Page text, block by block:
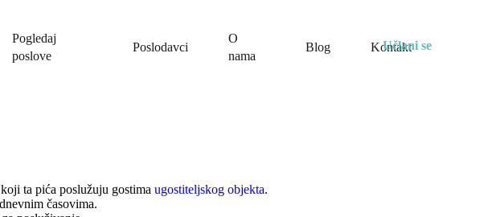
Pogledaj
poslove
Poslodavci
O
nama
Blog Kontakt
Učlani se
ta pića poslužuju gostima ugostiteljskog objekta.
časovima.